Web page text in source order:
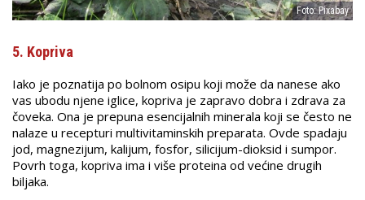
Foto: Pixabay
5. Kopriva
Iako je poznatija po bolnom osipu koji može da nanese ako
vas ubodu njene iglice, kopriva je zapravo dobra i zdrava za
čoveka. Ona je prepuna esencijalnih minerala koji se često ne
nalaze u recepturi multivitaminskih preparata. Ovde spadaju
jod, magnezijum, kalijum, fosfor, silicijum-dioksid i sumpor.
Povrh toga, kopriva ima i više proteina od većine drugih
biljaka.